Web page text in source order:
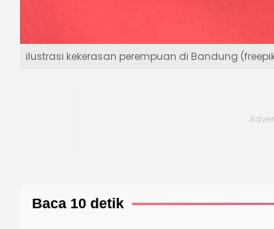
ilustrasi kekerasan perempuan di Bandung
Baca 10 detik